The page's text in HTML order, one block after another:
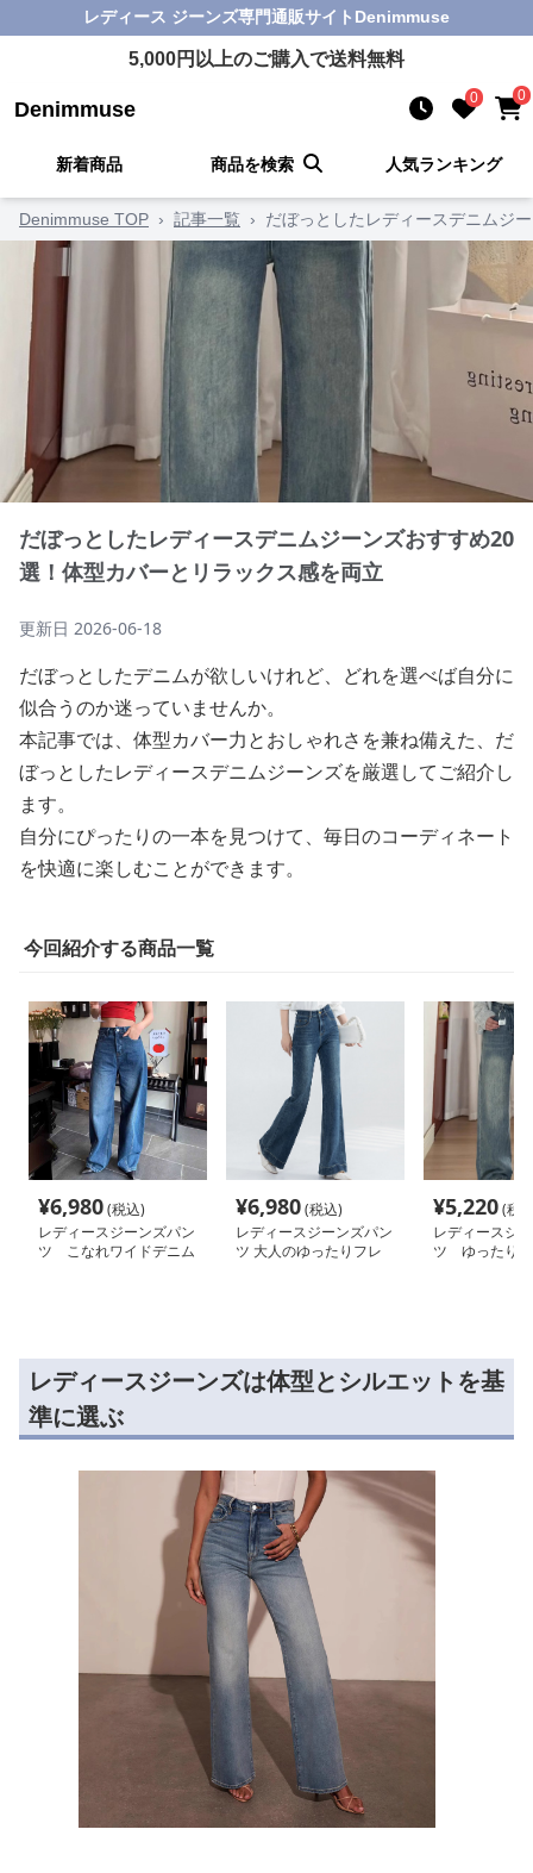
レディース ジーンズ専門通販サイト Denimmuse
5,000円以上のご購入で送料無料
Denimmuse 0 0
新着商品 商品を検索 人気ランキング
Denimmuse TOP › 記事一覧 › だぼっとしたレディースデニムジ
だぼっとしたレディースデニムジーンズおすすめ20
選！体型カバーとリラックス感を両立
更新日 2026-06-18
だぼっとしたデニムが欲しいけれど、どれを選べば自分に
似合うのか迷っていませんか。
本記事では、体型カバー力とおしゃれさを兼ね備えた、だ
ぼっとしたレディースデニムジーンズを厳選してご紹介し
ます。
自分にぴったりの一本を見つけて、毎日のコーディネート
を快適に楽しむことができます。
今回紹介する商品一覧
¥6,980(税込)
レディースジーンズパン
ツ こなれワイドデニム
¥6,980(税込)
レディースジーンズパン
ツ 大人のゆったりフレ
¥5,220(税
レディースジ
ツ ゆったり
レディースジーンズは体型とシルエットを基
準に選ぶ